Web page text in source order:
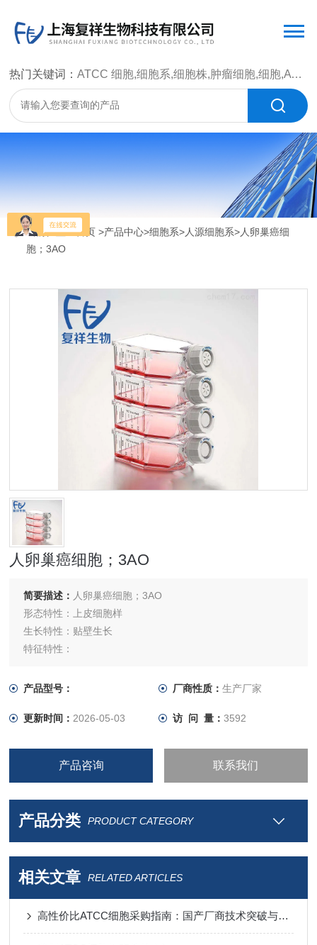
热门关键词：ATCC 细胞,细胞系,细胞株,肿瘤细胞,细胞,ATCC 菌种，CMCC 菌种，标准菌株，质控菌种，微生物菌种，菌株，菌种
当前位置：首页>产品中心>细胞系>人源细胞系>人卵巢癌细
胞；3AO
人卵巢癌细胞；3AO
简要描述： 人卵巢癌细胞；3AO
形态特性：上皮细胞样
生长特性：贴壁生长
特征特性：
冻存条件：90%FBS+10%dmso
产品型号： 厂商性质： 生产厂家
更新时间： 2026-05-03 访 问 量： 3592
产品咨询 联系我们
产品分类 PRODUCT CATEGORY
相关文章 RELATED ARTICLES
高性价比ATCC细胞采购指南：国产厂商技术突破与进口替代分析